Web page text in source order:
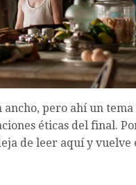
pero ahí un tema
éticas del final.
de leer aquí y vuelve